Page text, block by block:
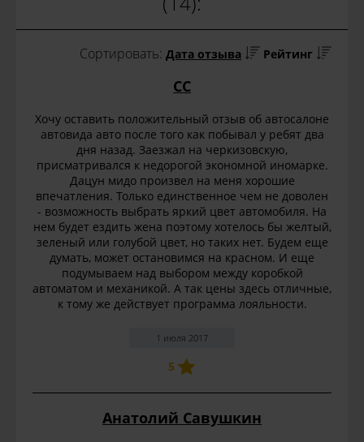
Сортировать: Дата отзыва Рейтинг
СС
Хочу оставить положительный отзыв об автосалоне
автовида авто после того как побывал у ребят два
дня назад. Заезжал на черкизовскую,
присматривался к недорогой экономной иномарке.
Дацун мидо произвел на меня хорошие
впечатления. Только единственное чем не доволен
- возможность выбрать яркий цвет автомобиля. На
нем будет ездить жена поэтому хотелось бы желтый,
зеленый или голубой цвет, но таких нет. Будем еще
думать, может остановимся на красном. И еще
подумываем над выбором между коробкой
автоматом и механикой. А так цены здесь отличные,
к тому же действует программа лояльности.
1 июля 2017
5
Анатолий Савушкин